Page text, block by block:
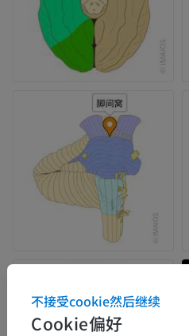
Cookie偏好
不接受cookie然后继续